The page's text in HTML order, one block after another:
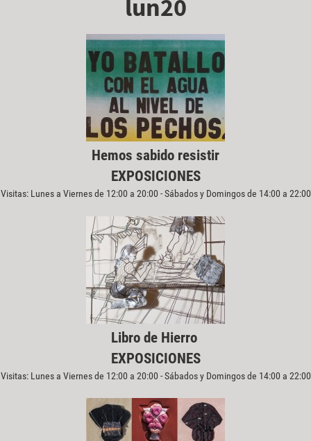
lun20
Hemos sabido resistir
EXPOSICIONES
Visitas: Lunes a Viernes de 12:00 a 20:00 - Sábados y Domingos de 14:00 a 22:00
Libro de Hierro
EXPOSICIONES
Visitas: Lunes a Viernes de 12:00 a 20:00 - Sábados y Domingos de 14:00 a 22:00